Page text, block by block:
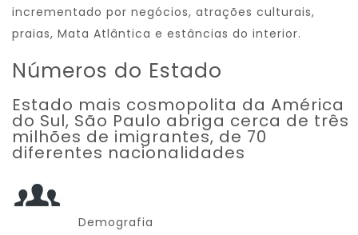
incrementado por negócios, atrações culturais,
praias, Mata Atlântica e estâncias do interior.
Números do Estado
Estado mais cosmopolita da América
do Sul, São Paulo abriga cerca de três
milhões de imigrantes, de 70
diferentes nacionalidades
Demografia